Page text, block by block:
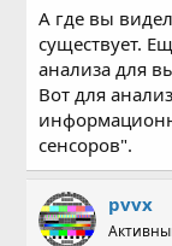
А где вы
существует.
анализа для
Вот для
сенсоров".
pvvx